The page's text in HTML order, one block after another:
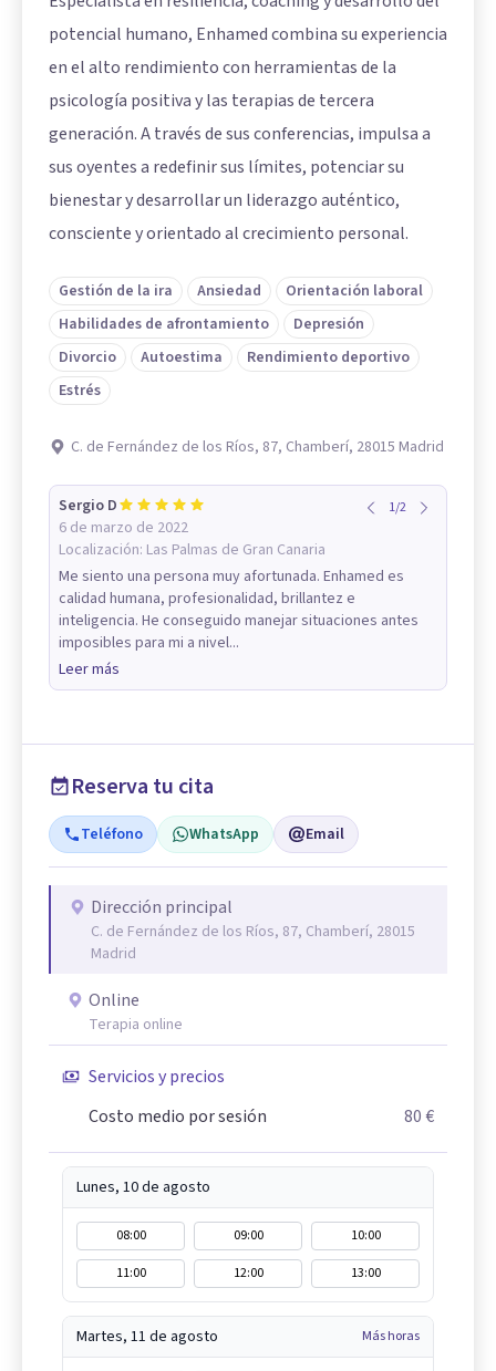
potencial humano, Enhamed combina su experiencia
en el alto rendimiento con herramientas de la
psicología positiva y las terapias de tercera
generación. A través de sus conferencias, impulsa a
sus oyentes a redefinir sus límites, potenciar su
bienestar y desarrollar un liderazgo auténtico,
consciente y orientado al crecimiento personal.
Gestión de la ira Ansiedad
Orientación laboral
Habilidades de afrontamiento
Depresión
Divorcio
Autoestima
Rendimiento deportivo
Estrés
C. de Fernández de los Ríos, 87, Chamberí, 28015 Madrid
Sergio D
6 de marzo de 2022
Localización: Las Palmas de Gran Canaria
1/2
Me siento una persona muy afortunada. Enhamed es
calidad humana, profesionalidad, brillantez e
inteligencia. He conseguido manejar situaciones antes
imposibles para mi a nivel...
Leer más
Reserva tu cita
Teléfono WhatsApp Email
Dirección principal
C. de Fernández de los Ríos, 87, Chamberí, 28015
Madrid
Online
Terapia online
Servicios y precios
Costo medio por sesión
80 €
Lunes, 10 de agosto
08:00 09:00
10:00
11:00
12:00 13:00
Martes, 11 de agosto Más horas